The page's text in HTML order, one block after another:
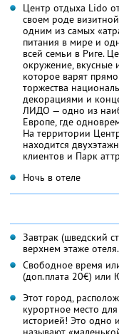
Центр отдыха Lido
своем роде
одним из самых
питания в мире и
всей семьи в Риге.
окружение,
которое варят
торжества
декорациями и
ЛИДО — одно из
Европе, где
На территории
находится
клиентов и Парк
Ночь в отеле
Завтрак (шведский
верхнем этаже
Свободное время
(доп.плата 20€) или
Этот город,
курортное место
историей! Это одно